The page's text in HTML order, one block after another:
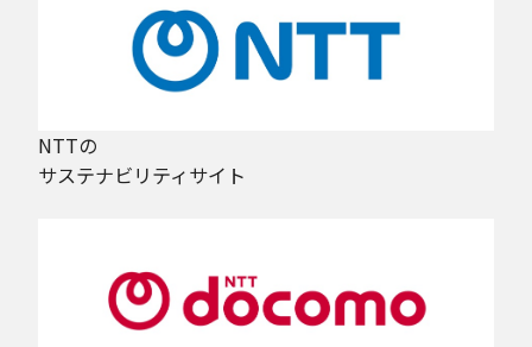
NTTの
サステナビリティサイト